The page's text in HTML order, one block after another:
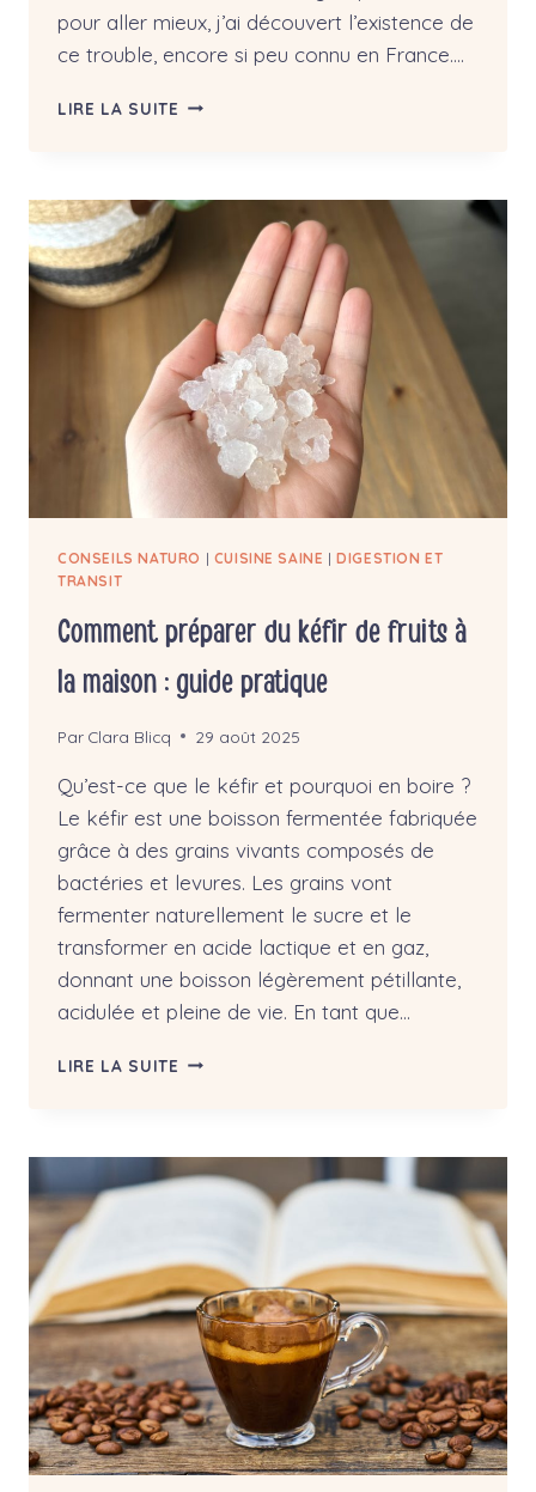
pour aller mieux, j’ai découvert l’existence de
ce trouble, encore si peu connu en France….
LIRE LA SUITE TOUT
SIBO
INTESTINAL
BACTERIAL
OVERGROWTH)
CONSEILS NATURO | CUISINE SAINE |DIGESTION ET
TRANSIT
Comment préparer du kéfir de fruits à
la maison : guide pratique
Par Clara Blicq 29 août 2025
Qu’est-ce que le kéfir et pourquoi en boire ?
Le kéfir est une boisson fermentée fabriquée
grâce à des grains vivants composés de
bactéries et levures. Les grains vont
fermenter naturellement le sucre et le
transformer en acide lactique et en gaz,
donnant une boisson légèrement pétillante,
acidulée et pleine de vie. En tant que…
LIRE LA SUITE COMMENT
DE
FRUITS
MAISON
:
GUIDE
PRATIQUE